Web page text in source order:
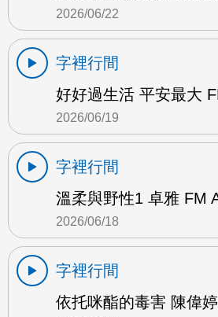
2026/06/22
字裡行間
好好過生活 平安最大
2026/06/19
字裡行間
溫柔與野性1 卓雅 FM
2026/06/18
字裡行間
依托咪酯的毒害 陳偉